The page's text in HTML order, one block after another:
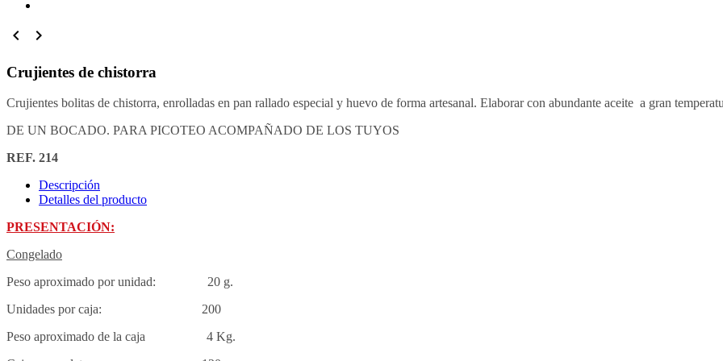
 
Crujientes de chistorra
Crujientes bolitas de chistorra, enrolladas en pan rallado especial y huevo de forma artesanal. Elaborar con abundante aceite a gran
DE UN BOCADO. PARA PICOTEO ACOMPAÑADO DE LOS TUYOS
REF. 214
Descripción
Detalles del producto
PRESENTACIÓN:
Congelado
Peso aproximado por unidad: 20 g.
Unidades por caja: 200
Peso aproximado de la caja 4 Kg.